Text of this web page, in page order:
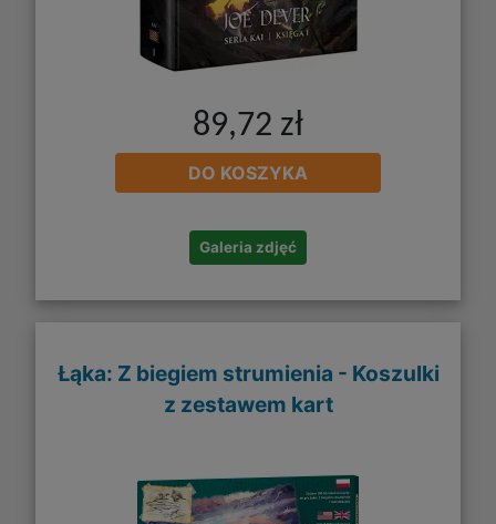
89,72 zł
DO KOSZYKA
Galeria zdjęć
Łąka: Z biegiem strumienia - Koszulki
z zestawem kart